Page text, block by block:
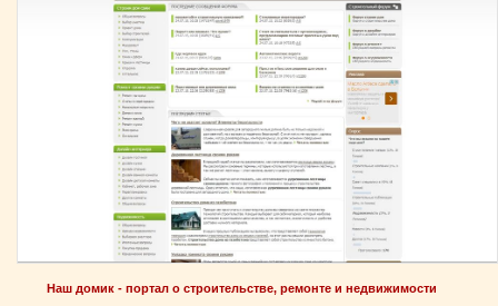
Наш домик - портал о строительстве, ремонте и недвижимости